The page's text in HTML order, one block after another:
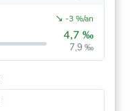
4,7 ‰
7,9 ‰
↘ -3 %/an